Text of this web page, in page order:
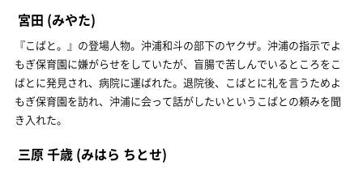
宮田 (みやた)
『こばと。』の登場人物。沖浦和斗の部下のヤクザ。沖浦の指示でよ
もぎ保育園に嫌がらせをしていたが、盲腸で苦しんでいるところをこ
ばとに発見され、病院に運ばれた。退院後、こばとに礼を言うためよ
もぎ保育園を訪れ、沖浦に会って話がしたいというこばとの頼みを聞
き入れた。
三原 千歳 (みはら ちとせ)